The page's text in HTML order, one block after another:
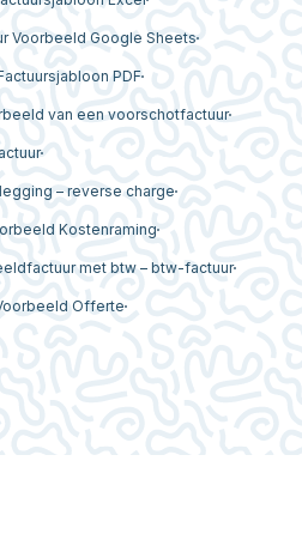
Voorbeeld Google Sheets
PDF
van een voorschotfactuur
– reverse charge
Kostenraming
met btw – btw-factuur
Offerte